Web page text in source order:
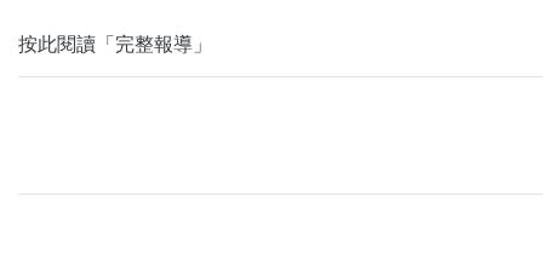
按此閱讀「完整報導」